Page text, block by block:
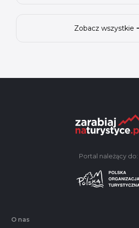
Zobacz wszystkie
Portal należący do:
O nas